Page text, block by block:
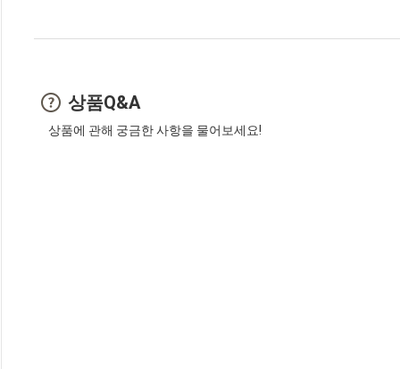
상품Q&A
상품에 관해 궁금한 사항을 물어보세요!